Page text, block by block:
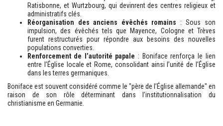
Ratisbonne, et Wurtzbourg, qui devinrent des centres religieux et
administratifs clés.
Réorganisation des anciens évêchés romains : Sous son
impulsion, des évêchés tels que Mayence, Cologne et Trèves
furent restructurés pour répondre aux besoins des nouvelles
populations converties.
Renforcement de l’autorité papale : Boniface renforça le lien
entre l’Église locale et Rome, consolidant ainsi l’unité de l’Église
dans les terres germaniques.
Boniface est souvent considéré comme le "père de l’Église allemande" en
raison de son rôle déterminant dans l’institutionnalisation du
christianisme en Germanie.